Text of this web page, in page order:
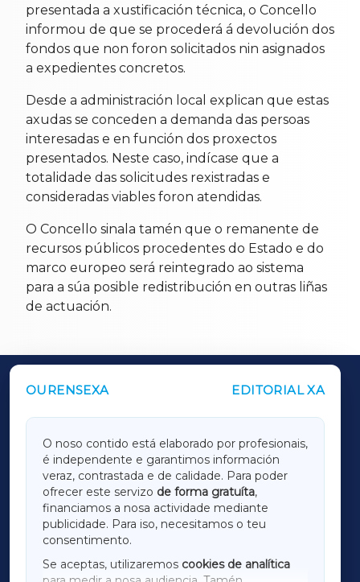
presentada a xustificación técnica, o Concello
informou de que se procederá á devolución dos
fondos que non foron solicitados nin asignados
a expedientes concretos.
Desde a administración local explican que estas
axudas se conceden a demanda das persoas
interesadas e en función dos proxectos
presentados. Neste caso, indícase que a
totalidade das solicitudes rexistradas e
consideradas viables foron atendidas.
O Concello sinala tamén que o remanente de
recursos públicos procedentes do Estado e do
marco europeo será reintegrado ao sistema
para a súa posible redistribución en outras liñas
de actuación.
OURENSEXA EDITORIAL XA
O noso contido está elaborado por profesionais,
é independente e garantimos información
veraz, contrastada e de calidade. Para poder
ofrecer este servizo de forma gratuíta,
financiamos a nosa actividade mediante
publicidade. Para iso, necesitamos o teu
consentimento.
Se aceptas, utilizaremos cookies de analítica
OUTROS PERIÓDICOS
LUGOXA
TERRACHAXA